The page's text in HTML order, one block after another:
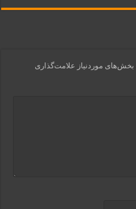
بخش‌های موردنیاز علامت‌گذاری